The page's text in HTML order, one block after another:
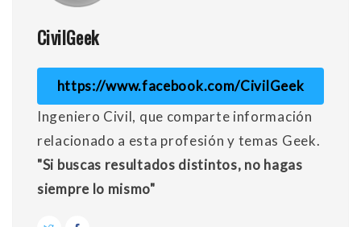
CivilGeek
https://www.facebook.com/CivilGeek
Ingeniero Civil, que comparte información
relacionado a esta profesión y temas Geek.
"Si buscas resultados distintos, no hagas
siempre lo mismo"